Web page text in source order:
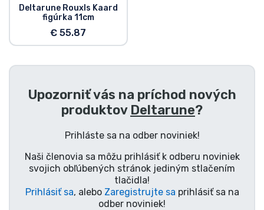
Deltarune Rouxls Kaard
figúrka 11cm
€ 55.87
Upozorniť vás na príchod nových
produktov Deltarune?
Prihláste sa na odber noviniek!
Naši členovia sa môžu prihlásiť k odberu noviniek
svojich obľúbených stránok jediným stlačením
tlačidla!
Prihlásiť sa, alebo Zaregistrujte sa prihlásiť sa na
odber noviniek!
Zoradiť podľa hier
Zoradiť podľa športu
Zoradiť podľa hudby
Typy výrobkov
Značky